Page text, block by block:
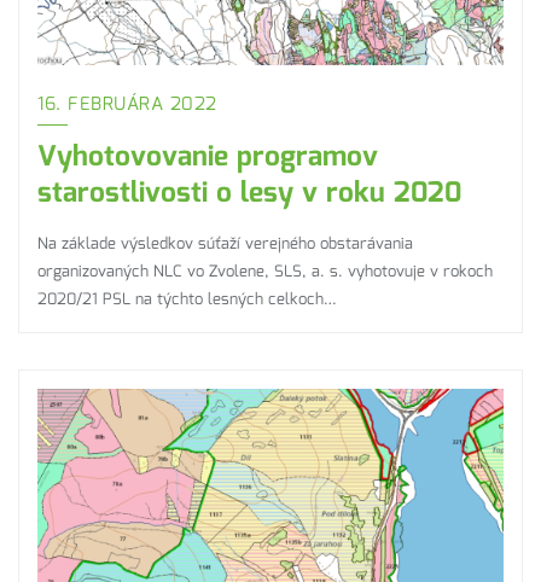
16. FEBRUÁRA 2022
Vyhotovovanie programov
starostlivosti o lesy v roku 2020
Na základe výsledkov súťaží verejného obstarávania
organizovaných NLC vo Zvolene, SLS, a. s. vyhotovuje v rokoch
2020/21 PSL na týchto lesných celkoch…